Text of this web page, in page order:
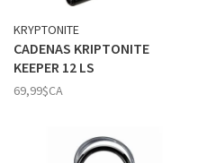
KRYPTONITE
CADENAS KRIPTONITE
KEEPER 12 LS
69,99$CA